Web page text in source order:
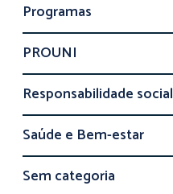
Programas
PROUNI
Responsabilidade social
Saúde e Bem-estar
Sem categoria